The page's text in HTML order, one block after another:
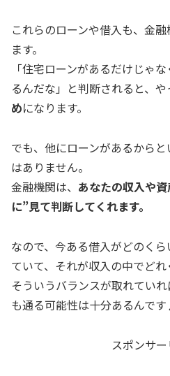
これらのローンや借入も、金
ます。
「住宅ローンがあるだけじゃ
るんだな」と判断されると、や
めになります。
でも、他にローンがあるから
はありません。
金融機関は、 あなたの収入や
に”見て判断してくれます。
なので、今ある借入がどのく
ていて、それが収入の中でど
そういうバランスが取れてい
も通る可能性は十分あるんで
スポンサ